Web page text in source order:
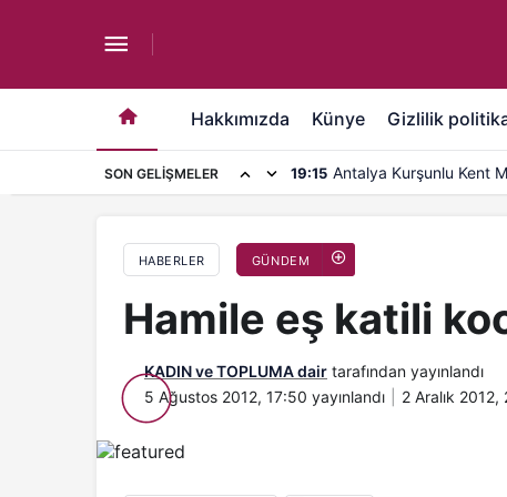
Hakkımızda Künye Gizlilik
SON GELIŞMELER 19:15 Antalya Kurşunlu Kent
HABERLER GÜNDEM
Hamile eş katili
KADIN ve TOPLUMA dair tarafından yayınlandı
5 Ağustos 2012, 17:50 yayınlandı 2 Aralık 2012,
Hamile eş katili kocaya “İNDİRİM”